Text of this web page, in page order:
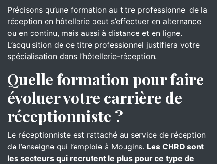
Précisons qu’une formation au titre professionnel de la
réception en hôtellerie peut s’effectuer en alternance
ou en continu, mais aussi à distance et en ligne.
L’acquisition de ce titre professionnel justifiera votre
spécialisation dans l’hôtellerie-réception.
Quelle formation pour faire
évoluer votre carrière de
réceptionniste ?
Le réceptionniste est rattaché au service de réception
de l’enseigne qui l’emploie à Mougins. Les CHRD sont
les secteurs qui recrutent le plus pour ce type de